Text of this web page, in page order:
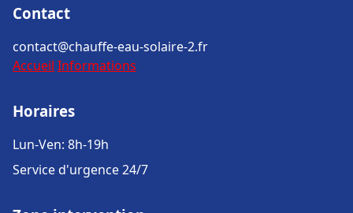
Contact
contact@chauffe-eau-solaire-2.fr
Accueil Informations
Horaires
Lun-Ven: 8h-19h
Service d'urgence 24/7